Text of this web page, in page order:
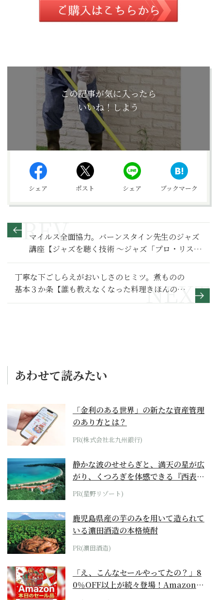
この記事が気に入ったら
いいね！しよう
シェア ポスト シェア ブックマーク
マイルス全面協力。バーンスタイン先生のジャズ
講座【ジャズを聴く技術 〜ジャズ「プロ・リスナ
ー」への道169】
丁寧な下ごしらえがおいしさのヒミツ。煮ものの
基本３か条【誰も教えなくなった料理きほんの
き】
あわせて読みたい
「金利のある世界」の新たな資産管理
のあり方とは？
PR(株式会社北九州銀行)
静かな波のせせらぎと、満天の星が広
がり、くつろぎを体感できる『西表島
ホテル by...
PR(星野リゾート)
鹿児島県産の芋のみを用いて造られて
いる濵田酒造の本格焼酎
PR(濵田酒造)
「え、こんなセールやってたの？」8
0％OFF以上が続々登場！Amazonの
本気が...